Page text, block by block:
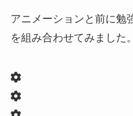
アニメーションと前に勉
を組み合わせてみました。